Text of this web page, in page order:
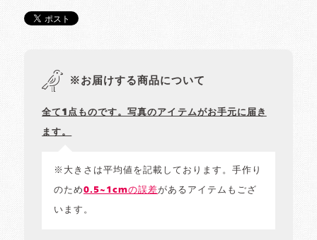
※お届けする商品について
全て1点ものです。写真のアイテムがお手元に届き
ます。
※大きさは平均値を記載しております。手作り
のため0.5~1cmの誤差があるアイテムもござ
います。